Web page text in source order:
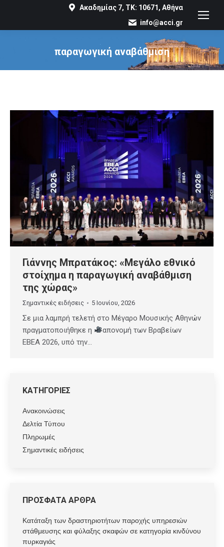
Ακαδημίας 7, ΤΚ: 10671, Αθήνα
info@acci.gr
παραγωγική αναβάθμιση
You are here:
Γιάννης Μπρατάκος: «Μεγάλο εθνικό
στοίχημα η παραγωγική αναβάθμιση
της χώρας»
Σημαντικές ειδήσεις 5 Ιουνίου, 2026
Σε μια λαμπρή τελετή στο Μέγαρο Μουσικής Αθηνών
πραγματοποιήθηκε η
απονομή των Βραβείων
ΕΒΕΑ 2026, υπό την…
ΚΑΤΗΓΟΡΙΕΣ
Ανακοινώσεις
Δελτία Τύπου
Πληρωμές
Σημαντικές ειδήσεις
ΠΡΟΣΦΑΤΑ ΑΡΘΡΑ
Κατάταξη των δραστηριοτήτων παροχής υπηρεσιών
στάθμευσης και φύλαξης σκαφών σε κατηγορία κινδύνου
πυρκαγιάς